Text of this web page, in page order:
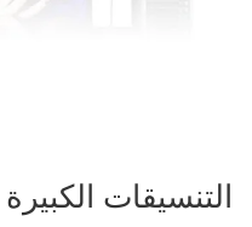
التنسيقات الكبيرة